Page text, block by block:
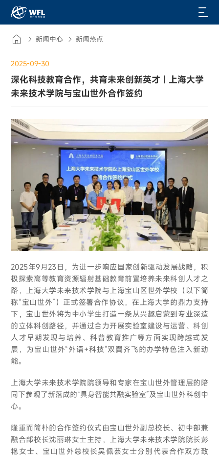
新闻中心 新闻热点
2025-09-30
深化科技教育合作，共育未来创新英才 | 上海大学
未来技术学院与宝山世外合作签约
2025年9月23日，为进一步响应国家创新驱动发展战略，积
极探索高等教育资源辐射基础教育前置培养未来科创人才之
路，上海大学未来技术学院与上海宝山区世外学校（以下简
称“宝山世外”）正式签署合作协议，在上海大学的鼎力支持
下，宝山世外将为中小学生打造一条从兴趣启蒙到专业深造
的立体科创路径，并通过合力开展实验室建设与运营、科创
人才早期发现与培养、科普教育推广等方面实现跨越式发
展，为宝山世外“外语+科技”双翼齐飞的办学特色注入新动
能。
上海大学未来技术学院院领导和专家在宝山世外管理层的陪
同下参观了新落成的“具身智能共融实验室”及宝山世外科创中
心。
隆重而简朴的合作签约仪式由宝山世外副总校长、初中部兼
融合部校长沈丽琳女士主持，上海大学未来技术学院院长彭
艳女士、宝山世外总校长吴佩芸女士分别代表合作双方致